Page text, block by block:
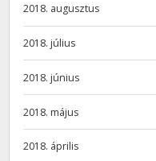
2018. augusztus
2018. július
2018. június
2018. május
2018. április